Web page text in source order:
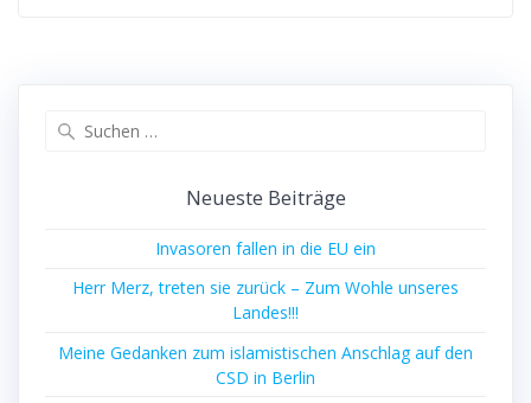
Neueste Beiträge
Invasoren fallen in die EU ein
Herr Merz, treten sie zurück – Zum Wohle unseres
Landes!!!
Meine Gedanken zum islamistischen Anschlag auf den
CSD in Berlin